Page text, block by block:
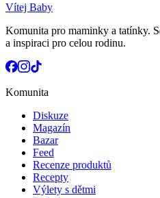
Vítej Baby
Komunita pro maminky a tatínky.
a inspiraci pro celou rodinu.
Komunita
Diskuze
Magazín
Bazar
Feed
Recenze produktů
Recepty
Výlety s dětmi